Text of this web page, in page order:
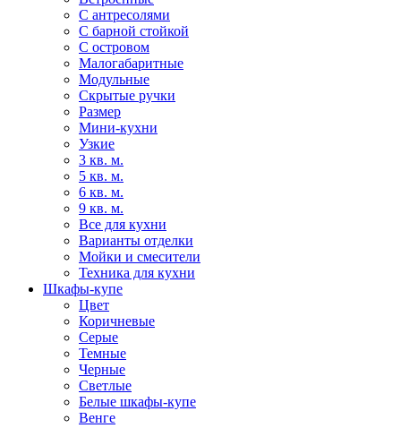
С антресолями
С барной стойкой
С островом
Малогабаритные
Модульные
Скрытые ручки
Размер
Мини-кухни
Узкие
3 кв. м.
5 кв. м.
6 кв. м.
9 кв. м.
Все для кухни
Варианты отделки
Мойки и смесители
Техника для кухни
Шкафы-купе
Цвет
Коричневые
Серые
Темные
Черные
Светлые
Белые шкафы-купе
Венге